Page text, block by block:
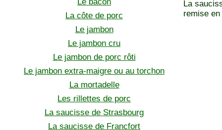
La côte de porc
Le jambon
Le jambon cru
Le jambon de porc rôti
Le jambon extra-maigre ou au torchon
La mortadelle
Les rillettes de porc
La saucisse de Strasbourg
La saucisse de Francfort
La
remise